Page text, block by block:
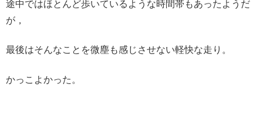
途中ではほとんど歩いているような時間帯もあったようだ
が，
最後はそんなことを微塵も感じさせない軽快な走り。
かっこよかった。